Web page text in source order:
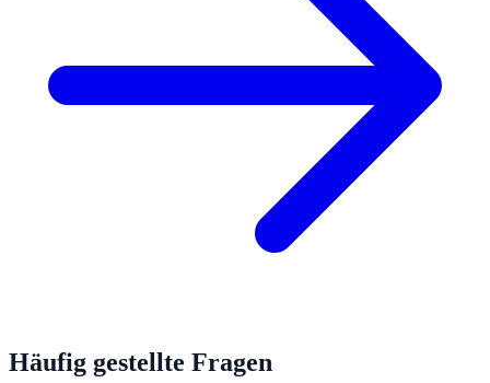
Häufig gestellte Fragen